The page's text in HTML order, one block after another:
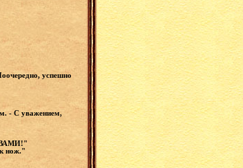
успешно
- С уважением,
ВАМИ!"
нож."